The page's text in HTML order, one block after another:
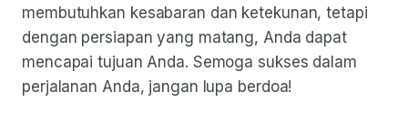
membutuhkan kesabaran dan ketekunan, tetapi
dengan persiapan yang matang, Anda dapat
mencapai tujuan Anda. Semoga sukses dalam
perjalanan Anda, jangan lupa berdoa!